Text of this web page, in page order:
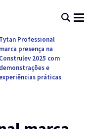
Tytan Professional
marca presença na
Construlev 2025 com
demonstrações e
práticas